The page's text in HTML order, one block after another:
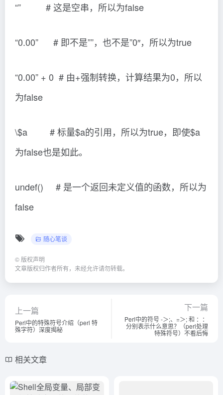
“” # 这是空串，所以为false
“0.00” # 即不是””，也不是”0″，所以为true
“0.00” + 0 # 由+强制转换，计算结果为0，所以
为false
\$a # 标量$a的引用，所以为true，即使$a
为false也是如此。
undef() # 是一个返回未定义值的函数，所以为
false
随心笔谈
© 版权声明
文章版权归作者所有，未经允许请勿转载。
上一篇
Perl中的特殊符号介绍（perl 特
殊字符）深度揭秘
下一篇
Perl中的符号 -＞;、=＞; 和 ：：
分别表示什么意思？（perl处理
特殊符号）不看后悔
相关文章